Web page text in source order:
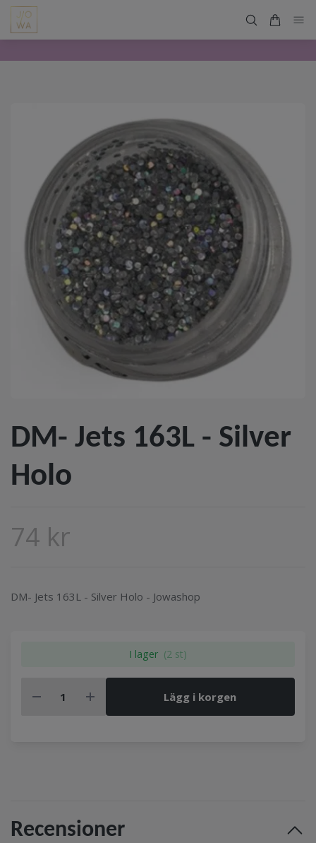
DM- Jets 163L - Silver
Holo
74 kr
DM- Jets 163L - Silver Holo - Jowashop
I lager (2 st)
Lägg i korgen
Recensioner